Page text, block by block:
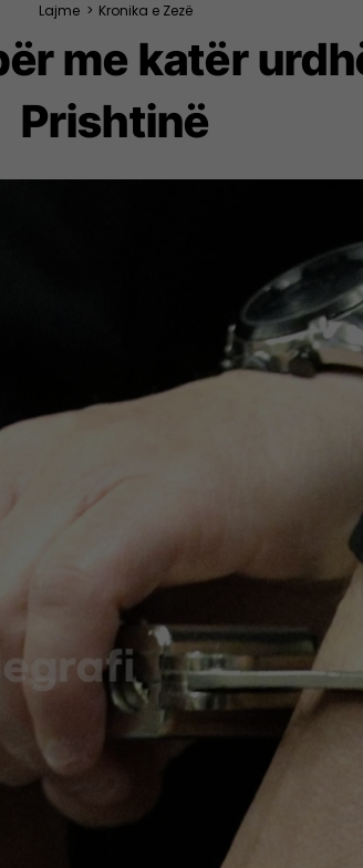
Lajme > Kronika e Zezë
me katër
Prishtinë